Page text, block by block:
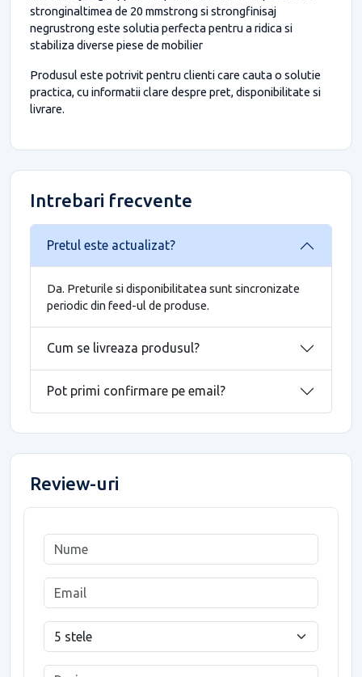
stronginaltimea de 20 mmstrong si strongfinisaj
negrustrong este solutia perfecta pentru a ridica si
stabiliza diverse piese de mobilier
Produsul este potrivit pentru clienti care cauta o solutie
practica, cu informatii clare despre pret, disponibilitate si
livrare.
Intrebari frecvente
Pretul este actualizat?
Da. Preturile si disponibilitatea sunt sincronizate
periodic din feed-ul de produse.
Cum se livreaza produsul?
Pot primi confirmare pe email?
Review-uri